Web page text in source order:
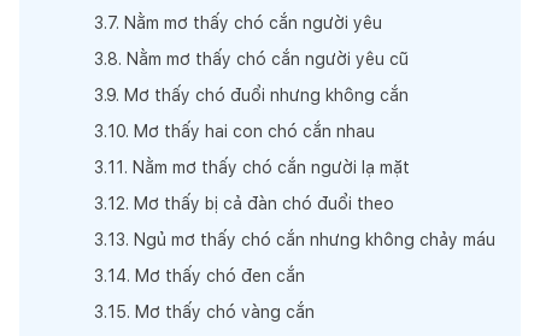
3.7. Nằm mơ thấy chó cắn người yêu
3.8. Nằm mơ thấy chó cắn người yêu cũ
3.9. Mơ thấy chó đuổi nhưng không cắn
3.10. Mơ thấy hai con chó cắn nhau
3.11 . Nằm mơ thấy chó cắn người lạ mặt
3.12. Mơ thấy bị cả đàn chó đuổi theo
3.13. Ngủ mơ thấy chó cắn nhưng không chảy máu
3.14. Mơ thấy chó đen cắn
3.15. Mơ thấy chó vàng cắn